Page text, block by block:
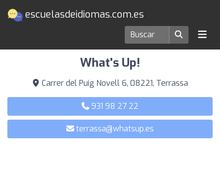
escuelasdeidiomas.com.es
Escuelas de idiomas en Terrassa
What's Up!
Carrer del Puig Novell 6, 08221, Terrassa
931 98 27 22
terrassa@whatsup.es